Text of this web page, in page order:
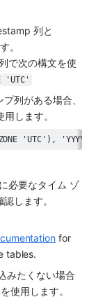
列と
。
で次の構文を使
'UTC'
列がある場合、
します。
'UTC'), 'YYYY-
必要なタイム ゾ
します。
for
tables.
みたくない場合
を使用します。